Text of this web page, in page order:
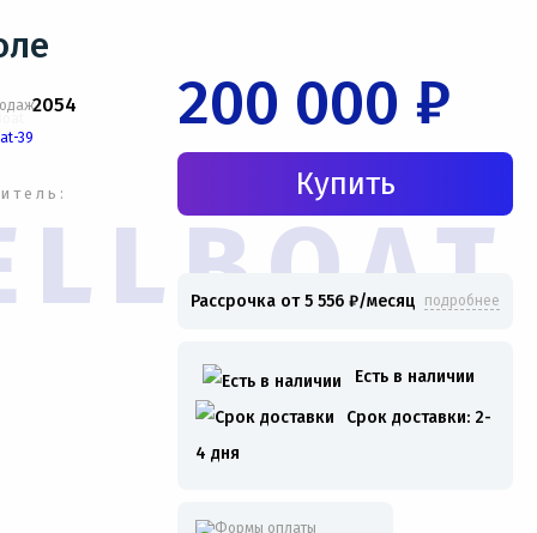
2054 200 000 ₽
Рассрочка от 5 556 ₽/месяц подробнее
Есть в наличии
Срок доставки: 2-
4 дня